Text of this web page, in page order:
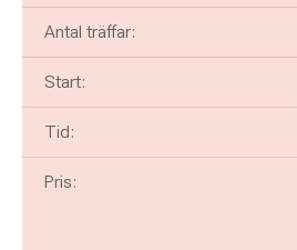
Antal träffar:
Start:
Tid:
Pris: